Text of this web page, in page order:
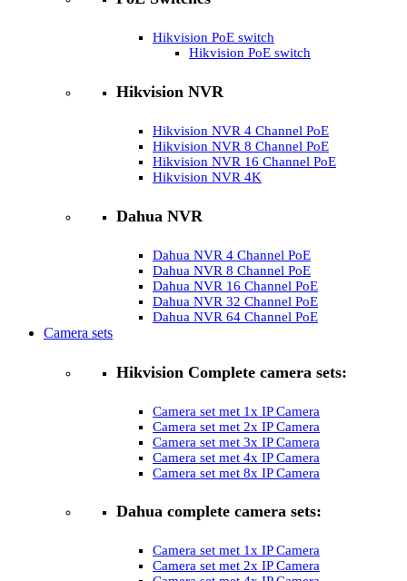
Hikvision PoE switch
Hikvision PoE switch
Hikvision NVR
Hikvision NVR 4 Channel PoE
Hikvision NVR 8 Channel PoE
Hikvision NVR 16 Channel PoE
Hikvision NVR 4K
Dahua NVR
Dahua NVR 4 Channel PoE
Dahua NVR 8 Channel PoE
Dahua NVR 16 Channel PoE
Dahua NVR 32 Channel PoE
Dahua NVR 64 Channel PoE
Camera sets
Hikvision Complete camera sets:
Camera set met 1x IP Camera
Camera set met 2x IP Camera
Camera set met 3x IP Camera
Camera set met 4x IP Camera
Camera set met 8x IP Camera
Dahua complete camera sets:
Camera set met 1x IP Camera
Camera set met 2x IP Camera